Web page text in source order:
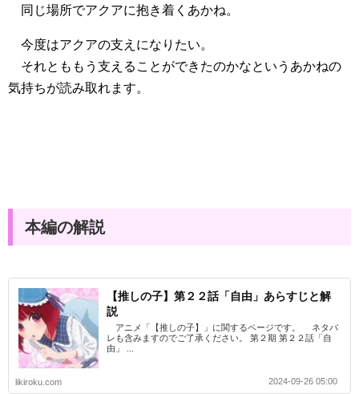
同じ場所でアクアに抱き着くあかね。
今度はアクアの支えになりたい。
それとももう支えることができたのかなというあかねの
気持ちが読み取れます。
本編の解説
【推しの子】第２２話「自由」あらすじと解
説
アニメ「【推しの子】」に関するページです。 ネタバ
レも含みますのでご了承ください。 第２期 第２２話「自
由」 ...
likiroku.com 2024-09-26 05:00